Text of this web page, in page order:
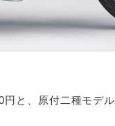
と、原付二種モデ